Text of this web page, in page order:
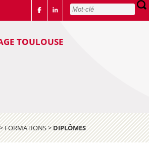
TOULOUSE
FORMATIONS>DIPLÔMES